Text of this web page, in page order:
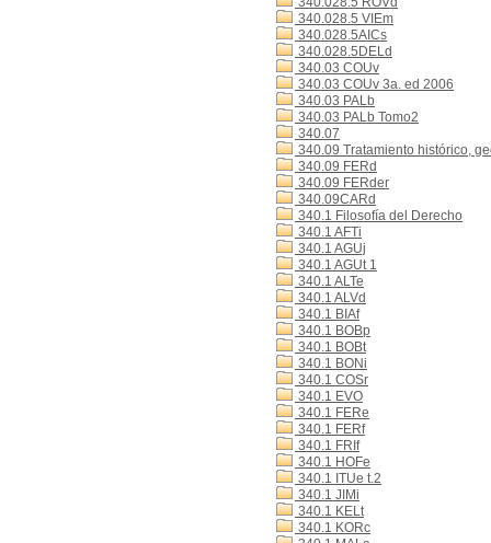
340.028.5 VIEm
340.028.5AICs
340.028.5DELd
340.03 COUv
340.03 COUv 3a. ed 2006
340.03 PALb
340.03 PALb Tomo2
340.07
340.09 Tratamiento histórico,
340.09 FERd
340.09 FERder
340.09CARd
340.1 Filosofía del Derecho
340.1 AFTi
340.1 AGUj
340.1 AGUt 1
340.1 ALTe
340.1 ALVd
340.1 BIAf
340.1 BOBp
340.1 BOBt
340.1 BONi
340.1 COSr
340.1 EVO
340.1 FERe
340.1 FERf
340.1 FRIf
340.1 HOFe
340.1 ITUe t.2
340.1 JIMi
340.1 KELt
340.1 KORc